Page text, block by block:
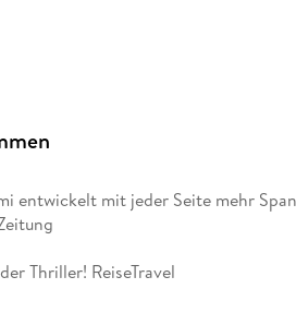
entwickelt mit jeder Seite mehr
Thriller! ReiseTravel